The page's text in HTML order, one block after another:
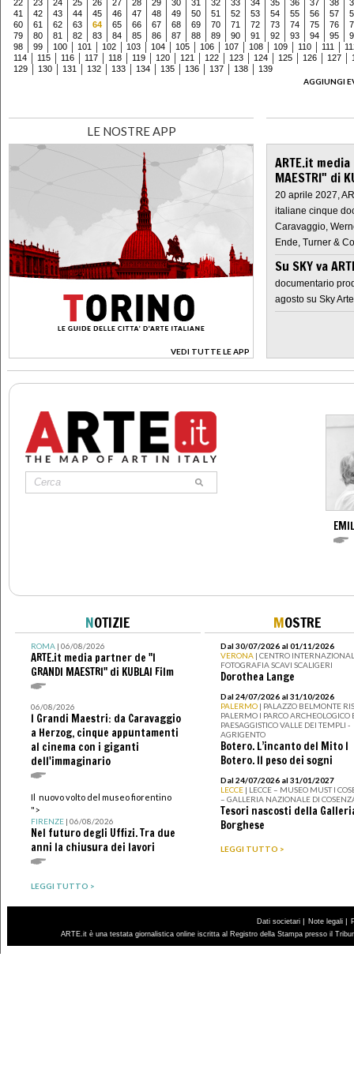
22 23 24 25 26 27 28 29 30 31 32 33 34 35 36 37 38
41
42 43 44 45 46 47 48 49 50 51 52 53 54 55 56 57
60
61 62 63 64 65 66 67 68 69 70 71 72 73 74 75 76
79
80 81 82 83 84 85 86 87 88 89 90 91 92 93 94 95
98
99 100 101 102 103 104 105 106 107 108 109 110 111
114
115 116 117 118 119 120 121 122 123 124 125 126 127
129
130 131 132 133 134 135 136 137 138
139
AGGIUNGI
LE NOSTRE APP
VEDI TUTTE LE APP
>
ARTE.it
MAESTRI" di
20 aprile 2027,
italiane cinque
Caravaggio,
Ende, Turner &
Su SKY va
documentario
agosto su Sky Arte
NOTIZIE
ROMA| 06/08/2026
ARTE.it media partner de "I
GRANDI MAESTRI" di KUBLAI Film
06/08/2026
I Grandi Maestri: da Caravaggio
a Herzog, cinque appuntamenti
al cinema con i giganti
dell'immaginario
Il nuovo volto del museo fiorentino
">
FIRENZE| 06/08/2026
Nel futuro degli Uffizi. Tra due
anni la chiusura dei lavori
LEGGI TUTTO >
MOSTRE
Dal 30/07/2026 al 01/11/2026
VERONA | CENTRO
FOTOGRAFIA SCAVI SCALIGERI
Dorothea Lange
Dal 24/07/2026 al 31/10/2026
PALERMO | PALAZZO BELMONTE
PALERMO I PARCO ARCHEOLOGICO
PAESAGGISTICO VALLE DEI TEMPLI -
AGRIGENTO
Botero. L’incanto del Mito I
Botero. Il peso dei sogni
Dal 24/07/2026 al 31/01/2027
LECCE | LECCE – MUSEO MUST I
– GALLERIA NAZIONALE DI
Tesori nascosti della
Borghese
LEGGI TUTTO >
Dati societari | Note legali |
ARTE.it è una testata giornalistica online iscritta al Registro della Stampa presso il